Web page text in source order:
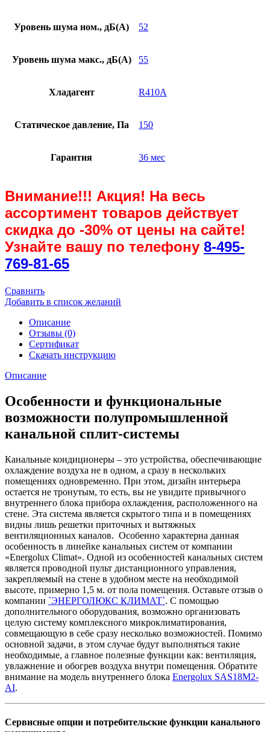
Уровень шума ном., дБ(А) 52
Уровень шума макс., дБ(А) 55
Хладагент R410A
Статическое давление, Па 150
Гарантия 36 мес
Внимание!!! Акция! На весь
ассортимент товаров действует
скидка до -30% от цены на сайте!
Узнайте вашу по телефону 8-495-
769-81-65
Сравнить
Добавить в список желаний
Описание
Отзывы (0)
Сертификат
Скачать инструкцию
Описание
Особенности и функциональные
возможности полупромышленной
канальной сплит-системы
Канальные кондиционеры – это устройства, обеспечивающие
охлаждение воздуха не в одном, а сразу в нескольких
помещениях одновременно. При этом, дизайн интерьера
остается не тронутым, то есть, вы не увидите привычного
внутреннего блока прибора охлаждения, расположенного на
стене. Эта система является скрытого типа и в помещениях
видны лишь решетки приточных и вытяжных
вентиляционных каналов. Особенно характерна данная
особенность в линейке канальных систем от компании
«Energolux Climat». Одной из особенностей канальных систем
является проводной пульт дистанционного управления,
закрепляемый на стене в удобном месте на необходимой
высоте, примерно 1,5 м. от пола помещения. Оставьте отзыв о
компании `ЭНЕРГОЛЮКС КЛИМАТ`. С помощью
дополнительного оборудования, возможно организовать
целую систему комплексного микроклиматирования,
совмещающую в себе сразу несколько возможностей. Помимо
основной задачи, в этом случае будут выполняться такие
необходимые, а главное полезные функции как: вентиляция,
увлажнение и обогрев воздуха внутри помещения. Обратите
внимание на модель внутреннего блока Energolux SAS18M2-
AI.
Сервисные опции и потребительские функции канального